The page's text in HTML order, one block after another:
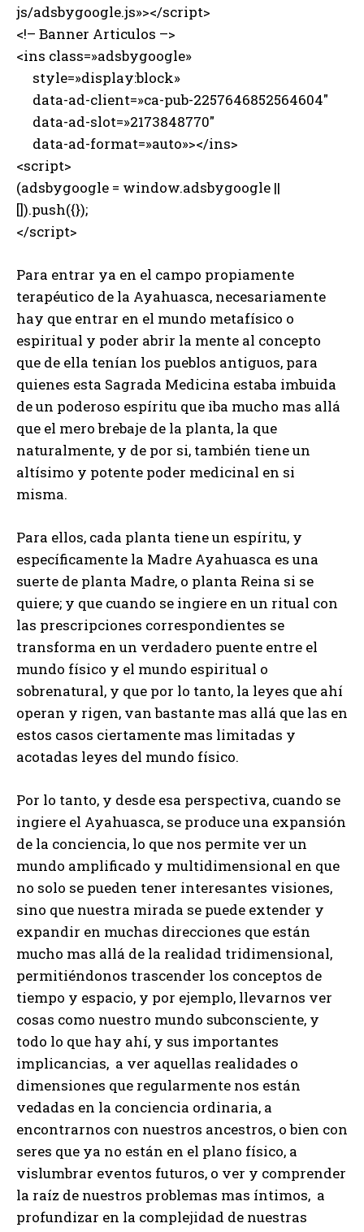
js/adsbygoogle.js»></script>
<!– Banner Articulos –>
<ins class=»adsbygoogle»
style=»display:block»
data-ad-client=»ca-pub-2257646852564604″
data-ad-slot=»2173848770″
data-ad-format=»auto»></ins>
<script>
(adsbygoogle = window.adsbygoogle ||
[]).push({});
</script>
Para entrar ya en el campo propiamente
terapéutico de la Ayahuasca, necesariamente
hay que entrar en el mundo metafísico o
espiritual y poder abrir la mente al concepto
que de ella tenían los pueblos antiguos, para
quienes esta Sagrada Medicina estaba imbuida
de un poderoso espíritu que iba mucho mas allá
que el mero brebaje de la planta, la que
naturalmente, y de por si, también tiene un
altísimo y potente poder medicinal en si
misma.
Para ellos, cada planta tiene un espíritu, y
específicamente la Madre Ayahuasca es una
suerte de planta Madre, o planta Reina si se
quiere; y que cuando se ingiere en un ritual con
las prescripciones correspondientes se
transforma en un verdadero puente entre el
mundo físico y el mundo espiritual o
sobrenatural, y que por lo tanto, la leyes que ahí
operan y rigen, van bastante mas allá que las en
estos casos ciertamente mas limitadas y
acotadas leyes del mundo físico.
Por lo tanto, y desde esa perspectiva, cuando se
ingiere el Ayahuasca, se produce una expansión
de la conciencia, lo que nos permite ver un
mundo amplificado y multidimensional en que
no solo se pueden tener interesantes visiones,
sino que nuestra mirada se puede extender y
expandir en muchas direcciones que están
mucho mas allá de la realidad tridimensional,
permitiéndonos trascender los conceptos de
tiempo y espacio, y por ejemplo, llevarnos ver
cosas como nuestro mundo subconsciente, y
todo lo que hay ahí, y sus importantes
implicancias, a ver aquellas realidades o
dimensiones que regularmente nos están
vedadas en la conciencia ordinaria, a
encontrarnos con nuestros ancestros, o bien con
seres que ya no están en el plano físico, a
vislumbrar eventos futuros, o ver y comprender
la raíz de nuestros problemas mas íntimos, a
profundizar en la complejidad de nuestras